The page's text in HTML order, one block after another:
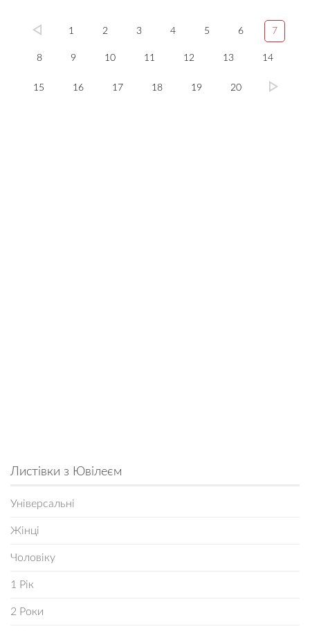
1 2 3 4 5 6 7
8 9 10 11 12 13 14
15 16 17 18 19 20
Листівки з Ювілеєм
Універсальні
Жінці
Чоловіку
1 Рік
2 Роки